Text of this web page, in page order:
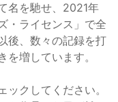
名を馳せ、2021年
・ライセンス」で全
後、数々の記録を打
増しています。
クしてください。